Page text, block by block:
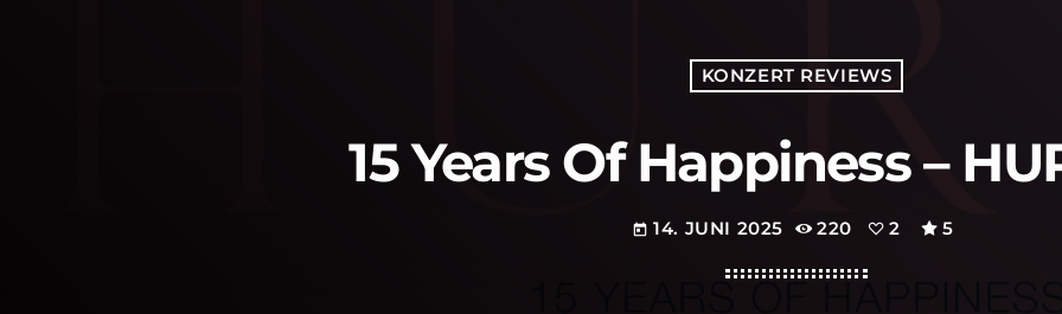
KONZERT REVIEWS
15 Years Of Happiness –
today 14. JUNI 2025 220 2 5